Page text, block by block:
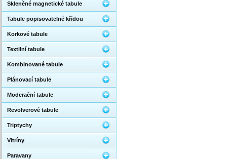
Skleněné magnetické tabule
Tabule popisovatelné křídou
Korkové tabule
Textilní tabule
Kombinované tabule
Plánovací tabule
Moderační tabule
Revolverové tabule
Triptychy
Vitríny
Paravany